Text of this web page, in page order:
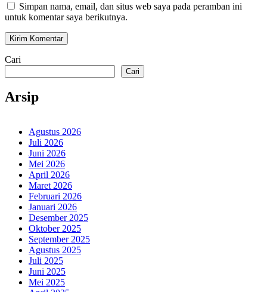
Simpan nama, email, dan situs web saya pada peramban ini
untuk komentar saya berikutnya.
Cari
Cari
Arsip
Agustus 2026
Juli 2026
Juni 2026
Mei 2026
April 2026
Maret 2026
Februari 2026
Januari 2026
Desember 2025
Oktober 2025
September 2025
Agustus 2025
Juli 2025
Juni 2025
Mei 2025